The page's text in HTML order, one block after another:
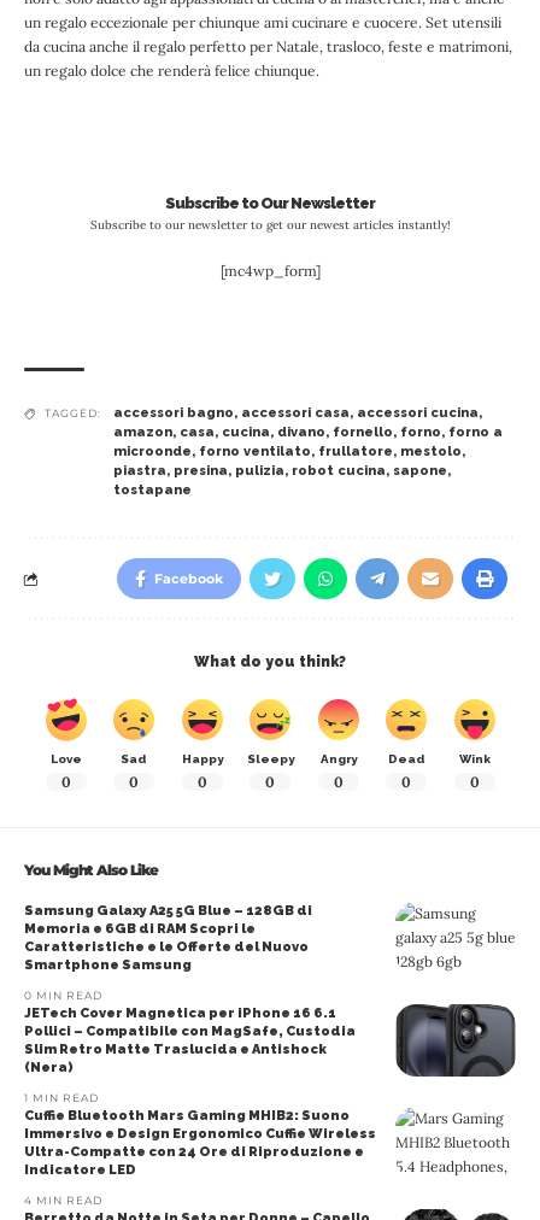
un regalo eccezionale per chiunque ami cucinare e cuocere. Set utensili
da cucina anche il regalo perfetto per Natale, trasloco, feste e matrimoni,
un regalo dolce che renderà felice chiunque.
Subscribe to Our Newsletter
Subscribe to our newsletter to get our newest articles instantly!
[mc4wp_form]
TAGGED: accessori bagno, accessori casa, accessori cucina,
amazon, casa, cucina, divano, fornello, forno, forno a
microonde, forno ventilato, frullatore, mestolo,
piastra, presina, pulizia, robot cucina, sapone,
tostapane
Facebook
What do you think?
Love
0
Sad
0
Happy
0
Sleepy
0
Angry
0
Dead
0
Wink
0
You Might Also Like
Samsung Galaxy A25 5G Blue – 128GB di
Memoria e 6GB di RAM Scopri le
Caratteristiche e le Offerte del Nuovo
Smartphone Samsung
0 MIN READ
JETech Cover Magnetica per iPhone 16 6.1
Pollici – Compatibile con MagSafe, Custodia
Slim Retro Matte Traslucida e Antishock
(Nera)
1 MIN READ
Cuffie Bluetooth Mars Gaming MHIB2: Suono
Immersivo e Design Ergonomico Cuffie Wireless
Ultra-Compatte con 24 Ore di Riproduzione e
Indicatore LED
4 MIN READ